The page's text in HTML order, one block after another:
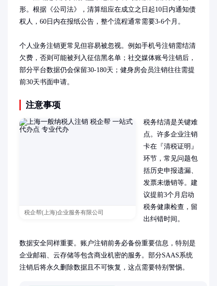
形。根据《公司法》，清算组应在成立之日起10日内通知债
权人，60日内在报纸公告，整个流程通常需要3-6个月。
个人业务注销更常见但容易被忽视。例如手机号注销需结清
欠费，否则可能被列入征信黑名单；社交媒体账号注销后，
部分平台数据仍会保留30-180天；健身房会员注销往往需提
前30天书面申请。
注意事项
税企帮(上海)企业服务有限公司
税务结清是关键难
点。许多企业注销
卡在『清税证明』
环节，常见问题包
括历史申报遗漏、
发票未缴销等。建
议提前3个月启动
税务健康检查，留
出纠错时间。
数据安全同样重要。账户注销前务必备份重要信息，特别是
企业邮箱、云存储等包含商业机密的服务。部分SAAS系统
注销后将永久删除数据且不可恢复，这点需要特别警惕。